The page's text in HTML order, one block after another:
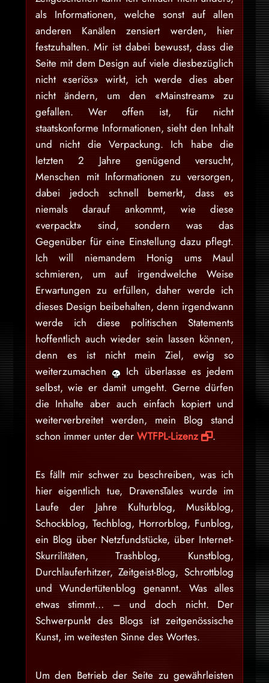
als Informationen, welche sonst auf allen
anderen Kanälen zensiert werden, hier
festzuhalten. Mir ist dabei bewusst, dass die
Seite mit dem Design auf viele diesbezüglich
nicht «seriös» wirkt, ich werde dies aber
nicht ändern, um den «Mainstream» zu
gefallen. Wer offen ist, für nicht
staatskonforme Informationen, sieht den Inhalt
und nicht die Verpackung. Ich habe die
letzten 2 Jahre genügend versucht,
Menschen mit Informationen zu versorgen,
dabei jedoch schnell bemerkt, dass es
niemals darauf ankommt, wie diese
«verpackt» sind, sondern was das
Gegenüber für eine Einstellung dazu pflegt.
Ich will niemandem Honig ums Maul
schmieren, um auf irgendwelche Weise
Erwartungen zu erfüllen, daher werde ich
dieses Design beibehalten, denn irgendwann
werde ich diese politischen Statements
hoffentlich auch wieder sein lassen können,
denn es ist nicht mein Ziel, ewig so
weiterzumachen
Ich überlasse es jedem
selbst, wie er damit umgeht. Gerne dürfen
die Inhalte aber auch einfach kopiert und
weiterverbreitet werden, mein Blog stand
schon immer unter der WTFPL-Lizenz .
Es fällt mir schwer zu beschreiben, was ich
hier eigentlich tue, DravensTales wurde im
Laufe der Jahre Kulturblog, Musikblog,
Schockblog, Techblog, Horrorblog, Funblog,
ein Blog über Netzfundstücke, über Internet-
Skurrilitäten, Trashblog, Kunstblog,
Durchlauferhitzer, Zeitgeist-Blog, Schrottblog
und Wundertütenblog genannt. Was alles
etwas stimmt… – und doch nicht. Der
Schwerpunkt des Blogs ist zeitgenössische
Kunst, im weitesten Sinne des Wortes.
Um den Betrieb der Seite zu gewährleisten